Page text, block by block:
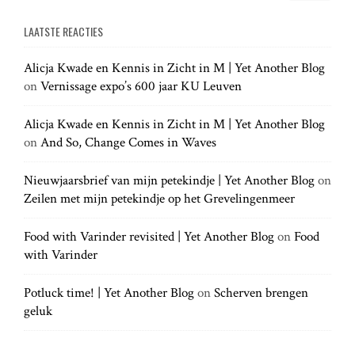
r
h
f
r
:
h
LAATSTE REACTIES
Alicja Kwade en Kennis in Zicht in M | Yet Another Blog
onVernissage expo’s 600 jaar KU Leuven
Alicja Kwade en Kennis in Zicht in M | Yet Another Blog
onAnd So, Change Comes in Waves
Nieuwjaarsbrief van mijn petekindje | Yet Another Blogon
Zeilen met mijn petekindje op het Grevelingenmeer
Food with Varinder revisited | Yet Another BlogonFood
with Varinder
Potluck time! | Yet Another BlogonScherven brengen
geluk